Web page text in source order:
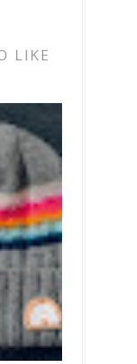
LIKE